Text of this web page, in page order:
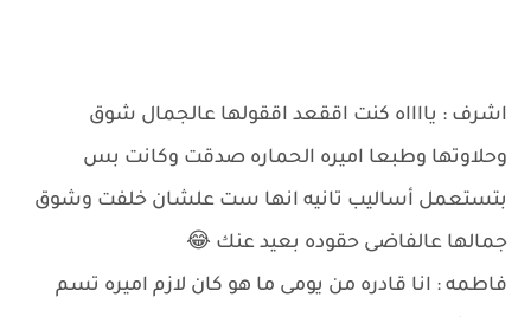
اشرف : يااااه كنت اققعد اققولها عالجمال شوق
وحلاوتها وطبعا اميره الحماره صدقت وكانت بس
بتستعمل أساليب تانيه انها ست علشان خلفت وشوق
جمالها عالفاضى حقوده بعيد عنك 😂
فاطمه : انا قادره من يومى ما هو كان لازم اميره تسم